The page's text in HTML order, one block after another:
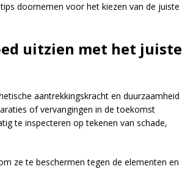
doornemen voor het kiezen van de juiste
uitzien met het juiste
aantrekkingskracht en duurzaamheid
of vervangingen in de toekomst
te inspecteren op tekenen van schade,
ze te beschermen tegen de elementen en